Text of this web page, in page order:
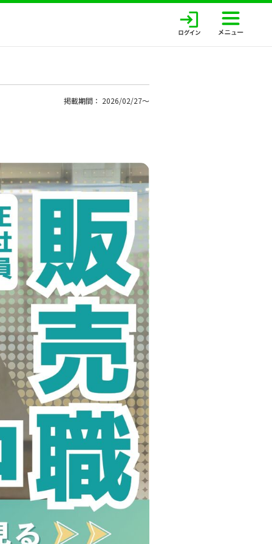
掲載期間： 2026/02/27〜